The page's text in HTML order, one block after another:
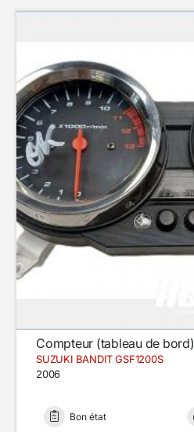
Compteur (tableau de bord)
SUZUKI BANDIT GSF1200S
2006
Bon état